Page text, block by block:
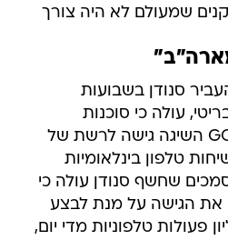
שמעולם לא היה צורך
סנודן בשבועות
עולה כי סוכנות
המודיעין הבריטית GCHQ השיגה גישה לרשת של
טלפון בינלאומיות
שחשף סנודן עולה כי
את הגישה על מנת לבצע
כ-600 מיליון פעולות טלפוניות מדי יום,